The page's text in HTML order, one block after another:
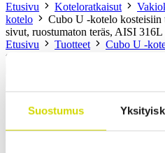
Suostumus
Etusivu
Koteloratkaisut
kotelo
Cubo U -kotelo
sivut, ruostumaton teräs, AISI 316L
Etusivu
Tuotteet Cubo U -
tiloihin 500x600x300mm, sileät
Cubo U -kotelo